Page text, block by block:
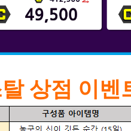
상점 이